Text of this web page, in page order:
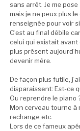
sans arrêt. Je me pose
mais je ne peux plus
renseignée pour voir
C’est au final débile
celui qui existait avant
plus présent
devenir mère.
De façon plus futile,
disparaissent: Est-ce
Ou reprendre le piano
Mon cerveau tourne à
rechange etc.
Lors de ce fameux